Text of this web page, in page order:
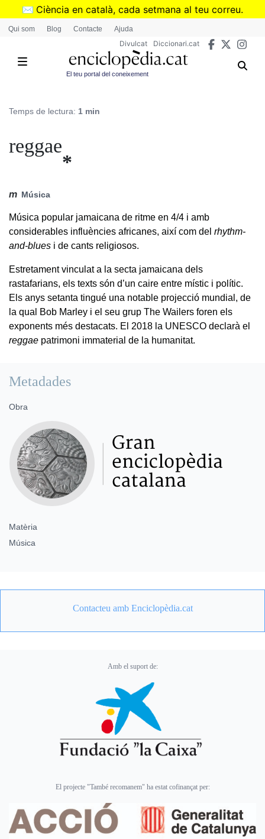
Vés
✉️ Ciència en català, cada setmana al teu correu.
➜Subscriu-te al butlletí de Divulcat
Qui som Blog Contacte Ajuda
Divulcat Diccionari.cat
El teu portal del coneixement
Temps de lectura: 1 min
reggae
*
m Música
Música popular jamaicana de ritme en 4/4 i amb
considerables influències africanes, així com del rhythm-
and-blues i de cants religiosos.
Estretament vinculat a la secta jamaicana dels
rastafarians, els texts són d’un caire entre místic i polític.
Els anys setanta tingué una notable projecció mundial, de
la qual Bob Marley i el seu grup The Wailers foren els
exponents més destacats. El 2018 la UNESCO declarà el
reggae patrimoni immaterial de la humanitat.
Metadades
Obra
Matèria
Música
Contacteu amb Enciclopèdia.cat
Amb el suport de:
El projecte "També recomanem" ha estat cofinançat per: